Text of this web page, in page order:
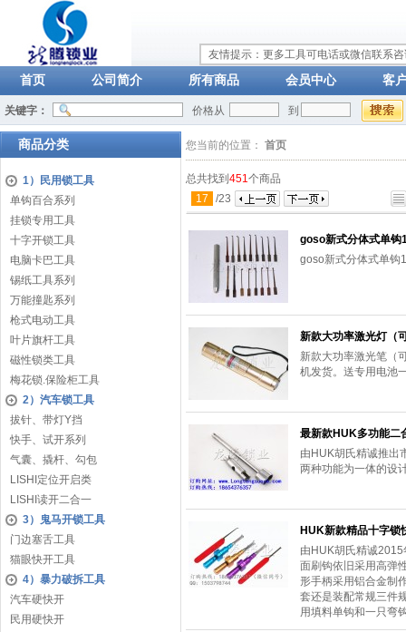
友情提示：更多工具可电话或微信联系
首页 公司简介 所有商品 会员中心 客
关键字： 价格从 到
商品分类
1）民用锁工具
单钩百合系列
挂锁专用工具
十字开锁工具
电脑卡巴工具
锡纸工具系列
万能撞匙系列
枪式电动工具
叶片旗杆工具
磁性锁类工具
梅花锁.保险柜工具
2）汽车锁工具
拔针、带灯Y挡
快手、试开系列
气囊、撬杆、勾包
LISHI定位开启类
LISHI读开二合一
3）鬼马开锁工具
门边塞舌工具
猫眼快开工具
4）暴力破拆工具
汽车硬快开
民用硬快开
您当前的位置： 首页
总共找到 451个商品
17
/23
goso新式分体式单钩
goso新式分体式单钩
新款大功率激光灯（
新款大功率激光笔（
机发货。送专用电池
最新款HUK多功能二
由HUK胡氏精诚推出
两种功能为一体的设
HUK新款精品十字锁
由HUK胡氏精诚
面刷钩依旧采用高弹
形手柄采用铝合金制
套还是装配常规三件
用填料单钩和一只弯